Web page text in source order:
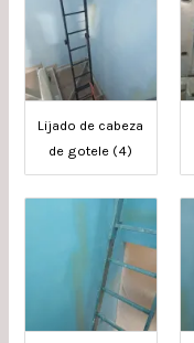
Lijado de cabeza
de gotele (4)